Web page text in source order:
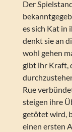
Der
es sich Kat in
denkt sie an
wohl gehen
gibt ihr Kraft,
Rue
steigen ihre
getötet wird,
einen ersten